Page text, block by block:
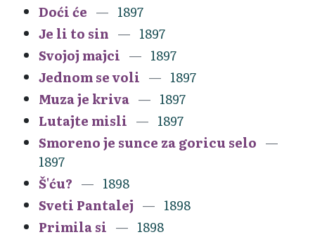
Doći će
1897
Je li to sin
1897
Svojoj majci
1897
Jednom se voli
1897
Muza je kriva
1897
Lutajte misli
1897
Smoreno je sunce za goricu selo
1897
Š'ću?
1898
Sveti Pantalej
1898
Primila si
1898